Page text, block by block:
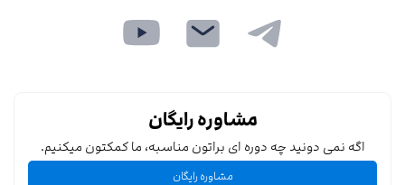
مشاوره رایگان
اگه نمی دونید چه دوره ای براتون مناسبه، ما کمکتون میکنیم.
مشاوره رایگان